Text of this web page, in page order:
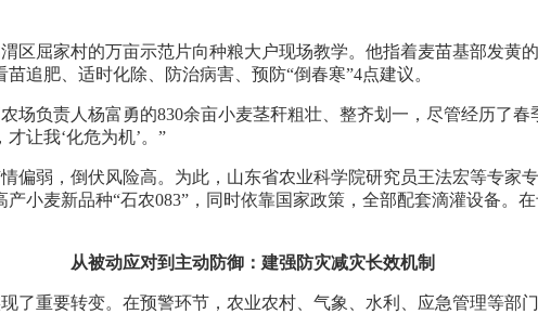
区屈家村的万亩示范片向种粮大户现场教学。他指着麦苗基部发黄
追肥、适时化除、防治病害、预防“倒春寒”4点建议。
场负责人杨富勇的830余亩小麦茎秆粗壮、整齐划一，尽管经历了
让我‘化危为机’。”
偏弱，倒伏风险高。为此，山东省农业科学院研究员王法宏等专家
小麦新品种“石农083”，同时依靠国家政策，全部配套滴灌设备。
从被动应对到主动防御：建强防灾减灾长效机制
了重要转变。在预警环节，农业农村、气象、水利、应急管理等部